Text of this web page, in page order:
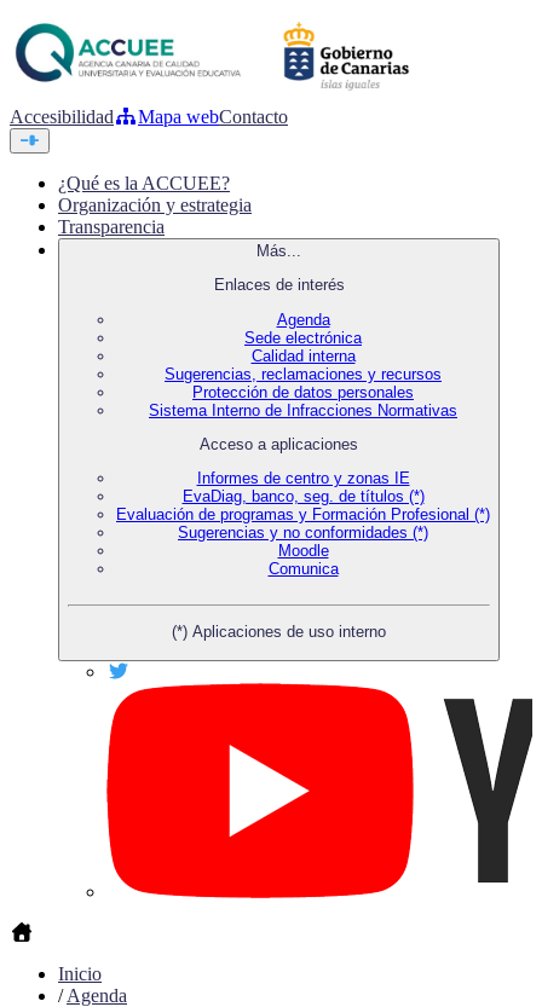
Accesibilidad Mapa webContacto
¿Qué es la ACCUEE?
Organización y estrategia
Transparencia
Más...
Enlaces de interés
Agenda
Sede electrónica
Calidad interna
Sugerencias, reclamaciones y recursos
Protección de datos personales
Sistema Interno de Infracciones Normativas
Acceso a aplicaciones
Informes de centro y zonas IE
EvaDiag, banco, seg. de títulos (*)
Evaluación de programas y Formación Profesional (*)
Sugerencias y no conformidades (*)
Moodle
Comunica
(*) Aplicaciones de uso interno
Inicio
/Agenda